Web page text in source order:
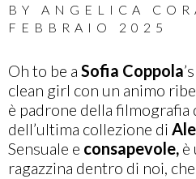
BY ANGELICA
FEBBRAIO 2025
Oh to be a Sofia Coppola
clean girl con un animo
è padrone della filmografia
dell’ultima collezione di
Sensuale e consapevole, è
ragazzina dentro di noi,